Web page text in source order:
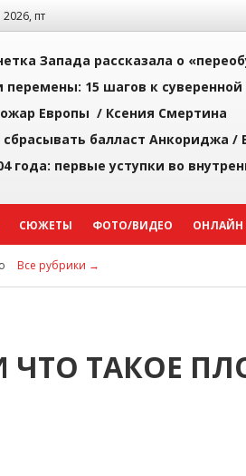
2026, пт
Запада рассказала о
перемены: 15 шагов к
Европы / Ксения Смертина
сбрасывать балласт Анкориджа /
года: первые уступки во
СЮЖЕТЫ ФОТО/ВИДЕО ОНЛАЙН
Все рубрики →
ТАКОЕ